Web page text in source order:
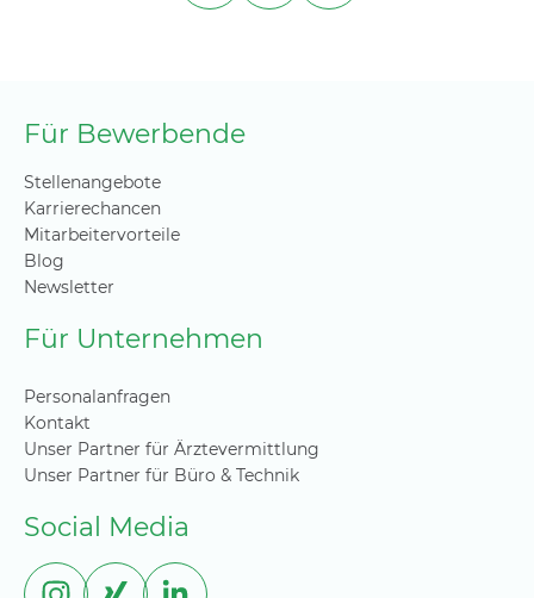
Für Bewerbende
Stellenangebote
Karrierechancen
Mitarbeitervorteile
Blog
Newsletter
Für Unternehmen
Personalanfragen
Kontakt
Unser Partner für Ärztevermittlung
Unser Partner für Büro & Technik
Social Media